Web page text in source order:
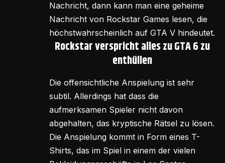
Nachricht, dann kann man eine geheime
Nachricht von Rockstar Games lesen, die
höchstwahrscheinlich auf GTA V hindeutet.
Rockstar verspricht alles zu GTA 6 zu
enthüllen
Die offensichtliche Anspielung ist sehr
subtil. Allerdings hat dass die
aufmerksamen Spieler nicht davon
abgehalten, das kryptische Rätsel zu lösen.
Die Anspielung kommt in Form eines T-
Shirts, das im Spiel in einem der vielen